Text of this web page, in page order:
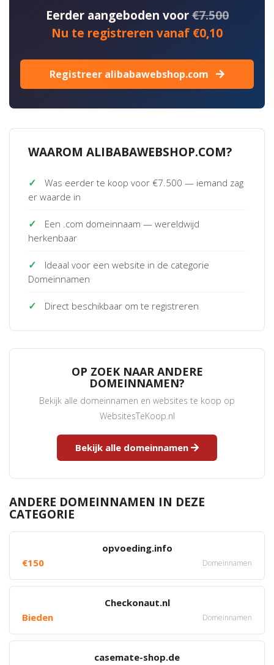
Eerder aangeboden voor€7.500
Nu te registreren vanaf €0,10
Registreer alibabawebshop.com
WAAROM ALIBABAWEBSHOP.COM?
✓
Was eerder te koop voor €7.500 — iemand zag
er waarde in
✓
Een .com domeinnaam — wereldwijd
herkenbaar
✓
Ideaal voor een website in de categorie
Domeinnamen
✓ Direct beschikbaar om te registreren
OP ZOEK NAAR ANDERE
DOMEINNAMEN?
Bekijk alle domeinnamen en websites te koop op
WebsitesTeKoop.nl
Bekijk alle domeinnamen
ANDERE DOMEINNAMEN IN DEZE
CATEGORIE
opvoeding.info
€150
Domeinnamen
Checkonaut.nl
Bieden
Domeinnamen
casemate-shop.de